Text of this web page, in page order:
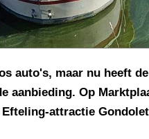
auto's, maar nu heeft
aanbieding. Op
attractie